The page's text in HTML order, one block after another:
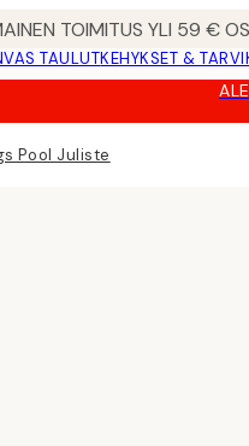
TOIMITUS YLI 59 €
TAULUTKEHYKSET &
Pool Juliste